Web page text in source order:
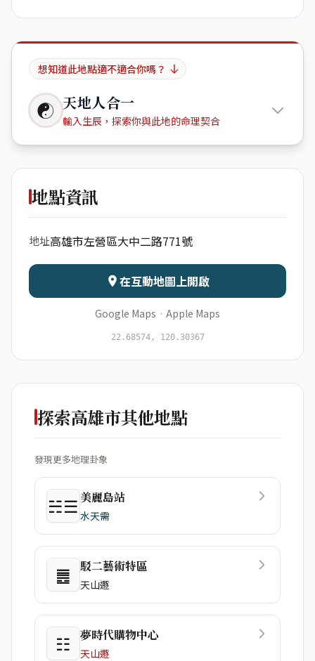
想知道此地點適不適合你嗎？
☯ 天地人合一
輸入生辰，探索你與此地的命理契合
新光City
日期 出生時辰
資料僅用於即時分析，不會儲存於伺服器
地點資訊
地址高雄市左營區大中二路771號
在互動地圖上開啟
Google Maps · Apple Maps
22.68574, 120.30367
探索高雄市其他地點
發現更多地理卦象
☵☰ 美麗島站
水天需
䷌ 駁二藝術特區
天山遯
☷ 夢時代購物中心
天山遯